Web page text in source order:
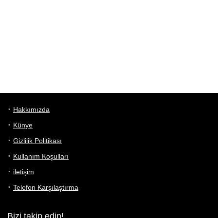
Hakkımızda
Künye
Gizlilik Politikası
Kullanım Koşulları
iletişim
Telefon Karşılaştırma